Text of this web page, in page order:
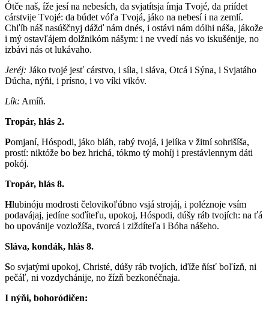
Ótče naš, íže jesí na nebesích, da svjatítsja ímja Tvojé, da priídet
cárstvije Tvojé: da búdet vóľa Tvojá, jáko na nebesí i na zemlí.
Chľíb náš nasúščnyj dážď nám dnés, i ostávi nám dólhi náša, jákože
i mý ostavľájem dolžnikóm nášym: i ne vvedí nás vo iskušénije, no
izbávi nás ot lukávaho.
Jeréj: Jáko tvojé jesť cárstvo, i síla, i sláva, Otcá i Sýna, i Svjatáho
Dúcha, nýňi, i prísno, i vo víki vikóv.
Lík: Amíň.
Tropár, hlás 2.
Pomjaní, Hóspodi, jáko bláh, rabý tvojá, i jelíka v žitní sohrišíša,
prostí: niktóže bo bez hrichá, tókmo tý mohíj i prestávlennym dáti
pokój.
Tropár, hlás 8.
Hlubinóju modrosti čelovikoľúbno vsjá strojáj, i poléznoje vsím
podavájaj, jedíne soďíteľu, upokoj, Hóspodi, dúšy ráb tvojích: na ťá
bo upovánije vozložíša, tvorcá i ziždíteľa i Bóha nášeho.
Sláva, kondák, hlás 8.
So svjatými upokoj, Christé, dúšy ráb tvojích, iďíže ňísť boľízň, ni
pečáľ, ni vozdychánije, no žízň bezkonéčnaja.
I nýňi, bohoródičen: